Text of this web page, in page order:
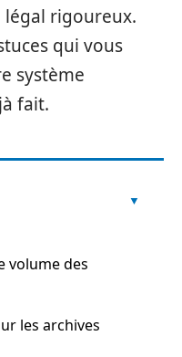
légal rigoureux.
qui vous
système
fait.
volume des
les archives